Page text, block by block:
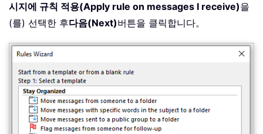
시지에 규칙 적용(Apply rule on messages I receive)을
(를) 선택한 후다음(Next)버튼을 클릭합니다。